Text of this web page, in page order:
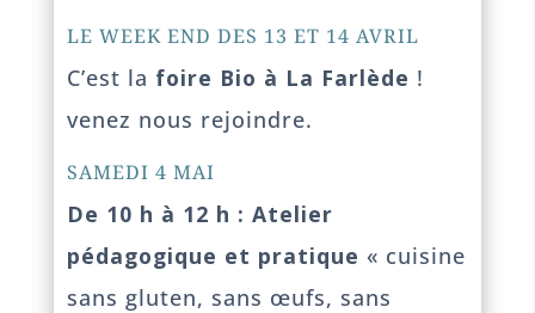
LE WEEK END DES 13 ET 14 AVRIL
C’est la foire Bio à La Farlède !
venez nous rejoindre.
SAMEDI 4 MAI
De 10 h à 12 h : Atelier
pédagogique et pratique « cuisine
sans gluten, sans œufs, sans